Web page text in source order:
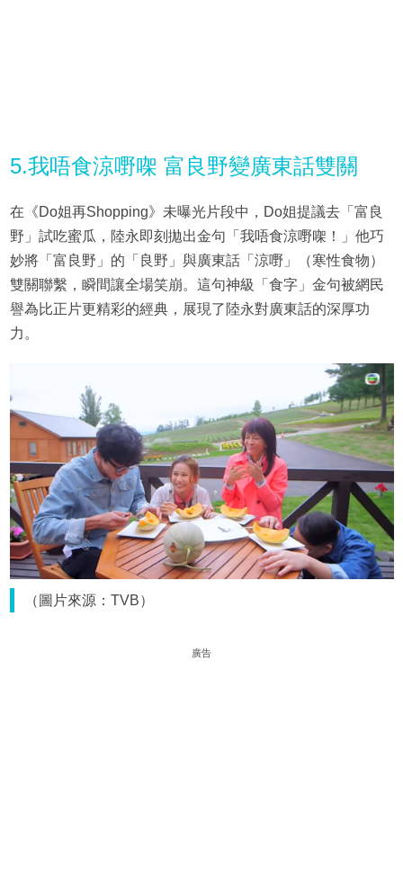
5.我唔食涼嘢㗎 富良野變廣東話雙關
在《Do姐再Shopping》未曝光片段中，Do姐提議去「富良
野」試吃蜜瓜，陸永即刻拋出金句「我唔食涼嘢㗎！」他巧
妙將「富良野」的「良野」與廣東話「涼嘢」（寒性食物）
雙關聯繫，瞬間讓全場笑崩。這句神級「食字」金句被網民
譽為比正片更精彩的經典，展現了陸永對廣東話的深厚功
力。
（圖片來源：TVB）
廣告